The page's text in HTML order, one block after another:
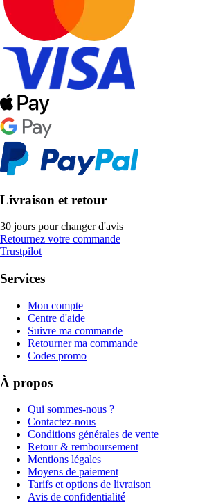
Livraison et retour
30 jours pour changer d'avis
Retournez votre commande
Trustpilot
Services
Mon compte
Centre d'aide
Suivre ma commande
Retourner ma commande
Codes promo
À propos
Qui sommes-nous ?
Contactez-nous
Conditions générales de vente
Retour & remboursement
Mentions légales
Moyens de paiement
Tarifs et options de livraison
Avis de confidentialité